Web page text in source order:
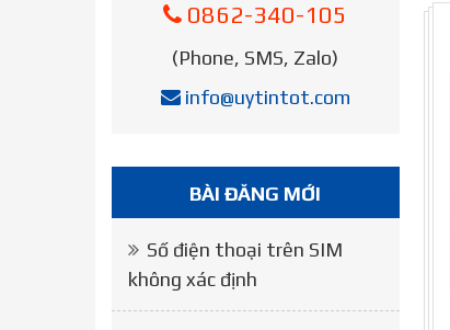
0862-340-105
(Phone, SMS, Zalo)
info@uytintot.com
BÀI ĐĂNG MỚI
Số điện thoại trên SIM
không xác định